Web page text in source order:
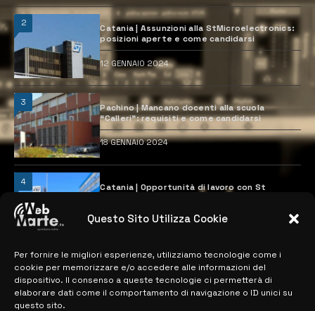
Questo Sito Utilizza Cookie
Per fornire le migliori esperienze, utilizziamo tecnologie come i
cookie per memorizzare e/o accedere alle informazioni del
dispositivo. Il consenso a queste tecnologie ci permetterà di
elaborare dati come il comportamento di navigazione o ID unici su
questo sito.
2
Catania | Assunzioni alla StMicroelectronics:
posizioni aperte e come candidarsi
12 GENNAIO 2024
3
Pachino | Mancano docenti alla scuola
“Calleri”: requisiti e come candidarsi
18 GENNAIO 2024
4
Catania | Opportunità di lavoro con St
28 MARZO 2024
MAPPA DEL SITO